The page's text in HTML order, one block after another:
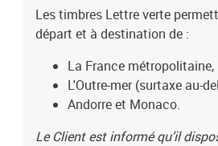
Les timbres Lettre verte
départ et à destination de :
La France métropolitaine,
L'Outre-mer (surtaxe au-
Andorre et Monaco.
Le Client est informé qu’il